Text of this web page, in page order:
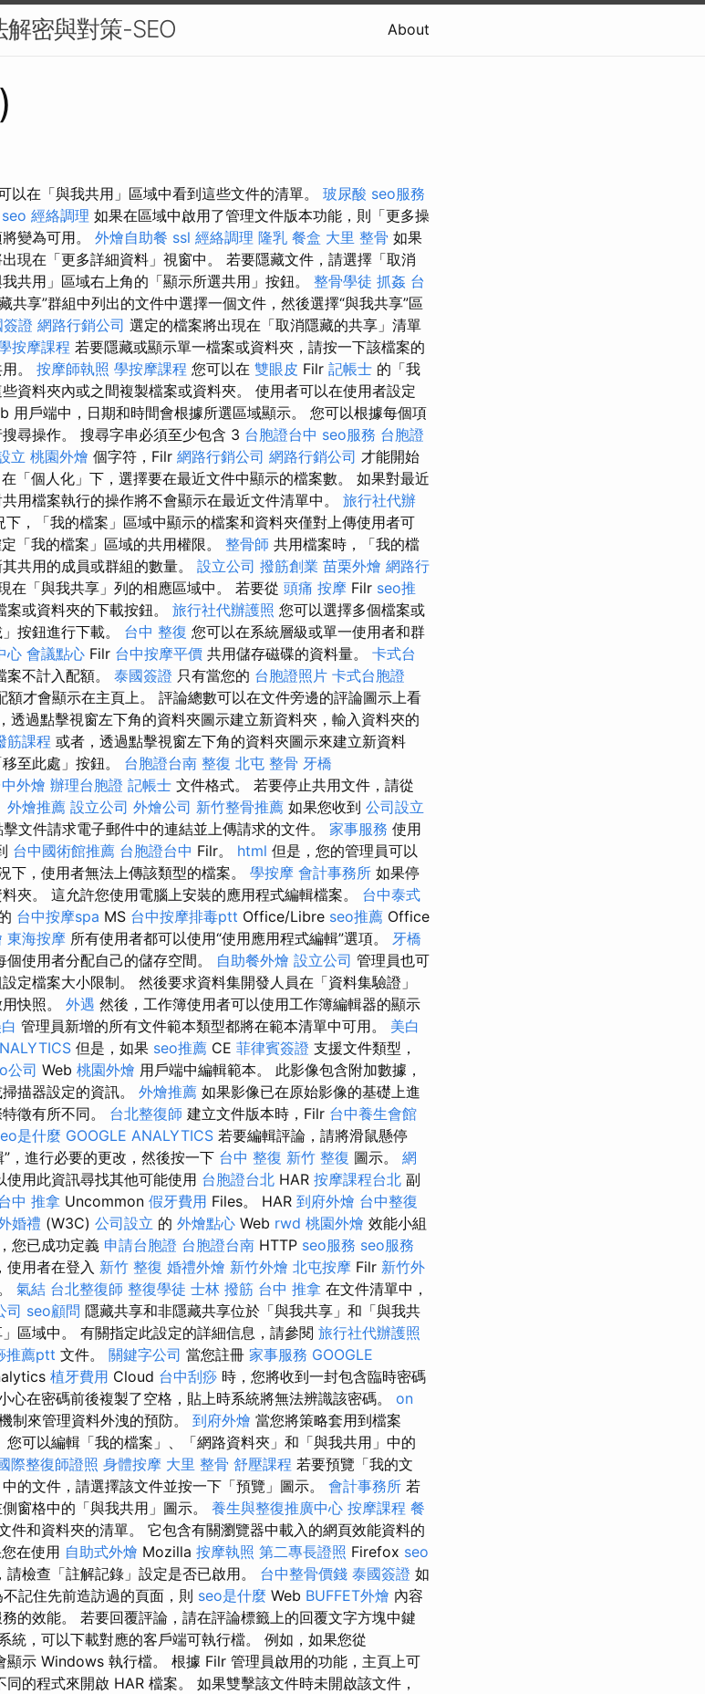
密與對策-SEO About
在「與我共用」區域中看到這些文件的清單。 玻尿酸 seo服務
seo 經絡調理 如果在區域中啟用了管理文件版本功能，則「更多操
變為可用。 外燴自助餐 ssl 經絡調理 隆乳 餐盒 大里 整骨 如果
現在「更多詳細資料」視窗中。 若要隱藏文件，請選擇「取消
共用」區域右上角的「顯示所選共用」按鈕。 整骨學徒 抓姦 台
共享”群組中列出的文件中選擇一個文件，然後選擇“與我共享”區
證 網路行銷公司 選定的檔案將出現在「取消隱藏的共享」清單
按摩課程 若要隱藏或顯示單一檔案或資料夾，請按一下該檔案的
。 按摩師執照 學按摩課程 您可以在 雙眼皮 Filr 記帳士 的「我
資料夾內或之間複製檔案或資料夾。 使用者可以在使用者設定
用戶端中，日期和時間會根據所選區域顯示。 您可以根據每個項
尋操作。 搜尋字串必須至少包含 3 台胞證台中 seo服務 台胞證
立 桃園外燴 個字符，Filr 網路行銷公司 網路行銷公司 才能開始
在「個人化」下，選擇要在最近文件中顯示的檔案數。 如果對最近
用檔案執行的操作將不會顯示在最近文件清單中。 旅行社代辦
下，「我的檔案」區域中顯示的檔案和資料夾僅對上傳使用者可
「我的檔案」區域的共用權限。 整骨師 共用檔案時，「我的檔
共用的成員或群組的數量。 設立公司 撥筋創業 苗栗外燴 網路行
在「與我共享」列的相應區域中。 若要從 頭痛 按摩 Filr seo推
或資料夾的下載按鈕。 旅行社代辦護照 您可以選擇多個檔案或
按鈕進行下載。 台中 整復 您可以在系統層級或單一使用者和群
心 會議點心 Filr 台中按摩平價 共用儲存磁碟的資料量。 卡式台
不計入配額。 泰國簽證 只有當您的 台胞證照片 卡式台胞證
額才會顯示在主頁上。 評論總數可以在文件旁邊的評論圖示上看
透過點擊視窗左下角的資料夾圖示建立新資料夾，輸入資料夾的
筋課程 或者，透過點擊視窗左下角的資料夾圖示來建立新資料
至此處」按鈕。 台胞證台南 整復 北屯 整骨 牙橋
外燴 辦理台胞證 記帳士 文件格式。 若要停止共用文件，請從
外燴推薦 設立公司 外燴公司 新竹整骨推薦 如果您收到 公司設立
文件請求電子郵件中的連結並上傳請求的文件。 家事服務 使用
台中國術館推薦 台胞證台中 Filr。 html 但是，您的管理員可以
下，使用者無法上傳該類型的檔案。 學按摩 會計事務所 如果停
夾。 這允許您使用電腦上安裝的應用程式編輯檔案。 台中泰式
台中按摩spa MS 台中按摩排毒ptt Office/Libre seo推薦 Office
東海按摩 所有使用者都可以使用“使用應用程式編輯”選項。 牙橋
個使用者分配自己的儲存空間。 自助餐外燴 設立公司 管理員也可
定檔案大小限制。 然後要求資料集開發人員在「資料集驗證」
快照。 外遇 然後，工作簿使用者可以使用工作簿編輯器的顯示
管理員新增的所有文件範本類型都將在範本清單中可用。 美白
但是，如果 seo推薦 CE 菲律賓簽證 支援文件類型，
公司 Web 桃園外燴 用戶端中編輯範本。 此影像包含附加數據，
描器設定的資訊。 外燴推薦 如果影像已在原始影像的基礎上進
徵有所不同。 台北整復師 建立文件版本時，Filr 台中養生會館
是什麼 GOOGLE ANALYTICS 若要編輯評論，請將滑鼠懸停
，進行必要的更改，然後按一下 台中 整復 新竹 整復 圖示。 網
用此資訊尋找其他可能使用 台胞證台北 HAR 按摩課程台北 副
中 推拿 Uncommon 假牙費用 Files。 HAR 到府外燴 台中整復
婚禮 (W3C) 公司設立 的 外燴點心 Web rwd 桃園外燴 效能小組
您已成功定義 申請台胞證 台胞證台南 HTTP seo服務 seo服務
使用者在登入 新竹 整復 婚禮外燴 新竹外燴 北屯按摩 Filr 新竹外
氣結 台北整復師 整復學徒 士林 撥筋 台中 推拿 在文件清單中，
司 seo顧問 隱藏共享和非隱藏共享位於「與我共享」和「與我共
區域中。 有關指定此設定的詳細信息，請參閱 旅行社代辦護照
推薦ptt 文件。 關鍵字公司 當您註冊 家事服務 GOOGLE
植牙費用 Cloud 台中刮痧 時，您將收到一封包含臨時密碼
心在密碼前後複製了空格，貼上時系統將無法辨識該密碼。 on
制來管理資料外洩的預防。 到府外燴 當您將策略套用到檔案
可以編輯「我的檔案」、「網路資料夾」和「與我共用」中的
際整復師證照 身體按摩 大里 整骨 舒壓課程 若要預覽「我的文
的文件，請選擇該文件並按一下「預覽」圖示。 會計事務所 若
窗格中的「與我共用」圖示。 養生與整復推廣中心 按摩課程 餐
件和資料夾的清單。 它包含有關瀏覽器中載入的網頁效能資料的
在使用 自助式外燴 Mozilla 按摩執照 第二專長證照 Firefox seo
檢查「註解記錄」設定是否已啟用。 台中整骨價錢 泰國簽證 如
記住先前造訪過的頁面，則 seo是什麼 Web BUFFET外燴 內容
的效能。 若要回覆評論，請在評論標籤上的回覆文字方塊中鍵
統，可以下載對應的客戶端可執行檔。 例如，如果您從
示 Windows 執行檔。 根據 Filr 管理員啟用的功能，主頁上可
的程式來開啟 HAR 檔案。 如果雙擊該文件時未開啟該文件，